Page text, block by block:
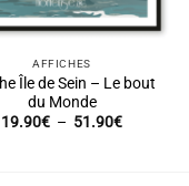
AFFICHES
Île de Sein – Le bout
du Monde
19.90€ – 51.90€Plage